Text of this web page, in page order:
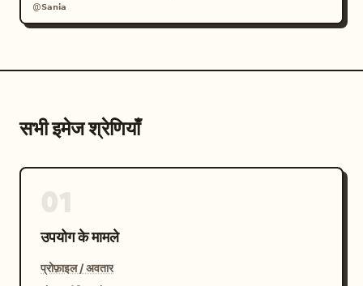
@𝗦𝗮𝗻𝗶𝗮
सभी इमेज श्रेणियाँ
उपयोग के मामले
प्रोफ़ाइल / अवतार